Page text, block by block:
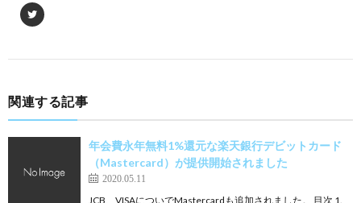
関連する記事
年会費永年無料1%還元な楽天銀行デビットカード
（Mastercard）が提供開始されました
2020.05.11
JCB、VISAについでMastercardも追加されました。 目次 1.